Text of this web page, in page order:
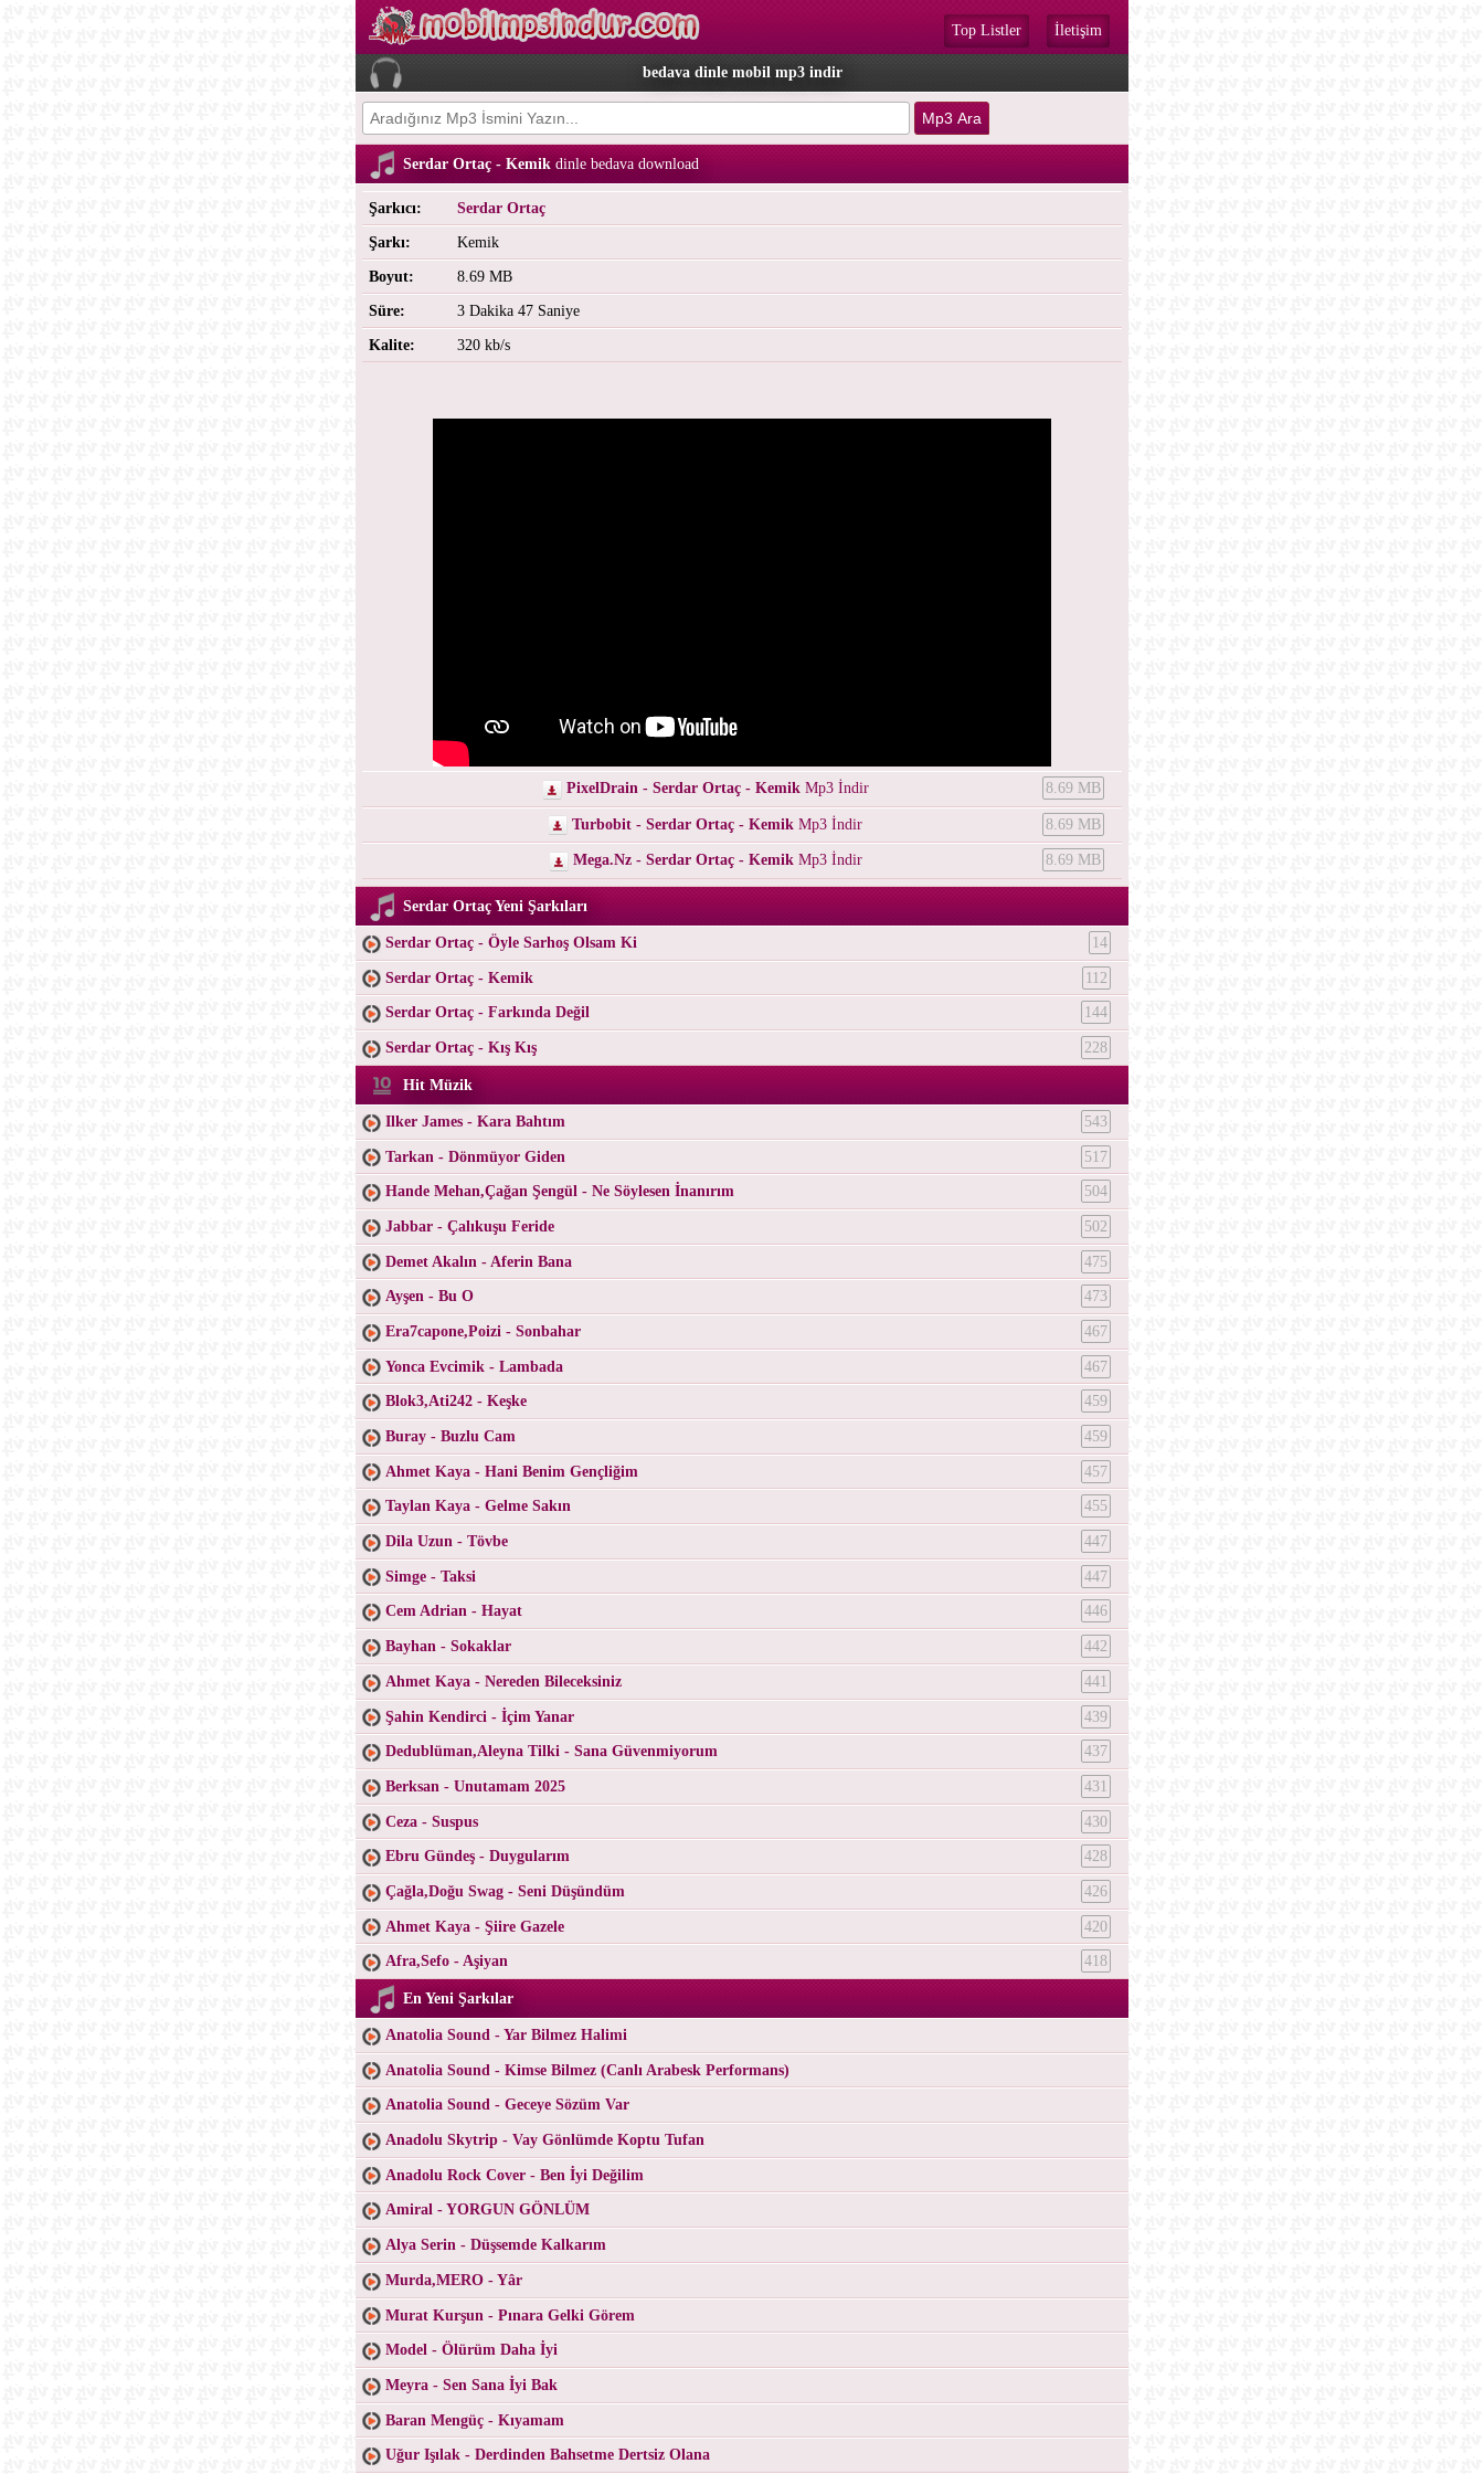
İletişim
Top Listler
bedava dinle mobil mp3 indir
Serdar Ortaç - Kemikdinle bedava download
Şarkıcı:
Serdar Ortaç
Şarkı:
Kemik
Boyut:
8.69 MB
Süre:
3 Dakika 47 Saniye
Kalite:
320 kb/s
PixelDrain - Serdar Ortaç - KemikMp3 İndir 8.69 MB
Turbobit - Serdar Ortaç - Kemik Mp3 İndir 8.69 MB
Mega.Nz - Serdar Ortaç - KemikMp3 İndir 8.69 MB
Serdar Ortaç Yeni Şarkıları
Serdar Ortaç - Öyle Sarhoş Olsam Ki
14
Serdar Ortaç - Kemik
112
Serdar Ortaç - Farkında Değil
144
Serdar Ortaç - Kış Kış
228
Hit Müzik
Ilker James - Kara Bahtım
543
Tarkan - Dönmüyor Giden
517
Hande Mehan,Çağan Şengül - Ne Söylesen İnanırım
504
Jabbar - Çalıkuşu Feride
502
Demet Akalın - Aferin Bana
475
Ayşen - Bu O
473
Era7capone,Poizi - Sonbahar
467
Yonca Evcimik - Lambada
467
Blok3,Ati242 - Keşke
459
Buray - Buzlu Cam
459
Ahmet Kaya - Hani Benim Gençliğim
457
Taylan Kaya - Gelme Sakın
455
Dila Uzun - Tövbe
447
Simge - Taksi
447
Cem Adrian - Hayat
446
Bayhan - Sokaklar
442
Ahmet Kaya - Nereden Bileceksiniz
441
Şahin Kendirci - İçim Yanar
439
Dedublüman,Aleyna Tilki - Sana Güvenmiyorum
437
Berksan - Unutamam 2025
431
Ceza - Suspus
430
Ebru Gündeş - Duygularım
428
Çağla,Doğu Swag - Seni Düşündüm
426
Ahmet Kaya - Şiire Gazele
420
Afra,Sefo - Aşiyan
418
En Yeni Şarkılar
Anatolia Sound - Yar Bilmez Halimi
Anatolia Sound - Kimse Bilmez (Canlı Arabesk Performans)
Anatolia Sound - Geceye Sözüm Var
Anadolu Skytrip - Vay Gönlümde Koptu Tufan
Anadolu Rock Cover - Ben İyi Değilim
Amiral - YORGUN GÖNLÜM
Alya Serin - Düşsemde Kalkarım
Murda,MERO - Yâr
Murat Kurşun - Pınara Gelki Görem
Model - Ölürüm Daha İyi
Meyra - Sen Sana İyi Bak
Baran Mengüç - Kıyamam
Uğur Işılak - Derdinden Bahsetme Dertsiz Olana